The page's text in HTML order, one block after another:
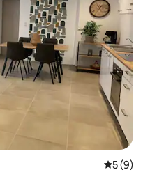
Средна
5 (9)